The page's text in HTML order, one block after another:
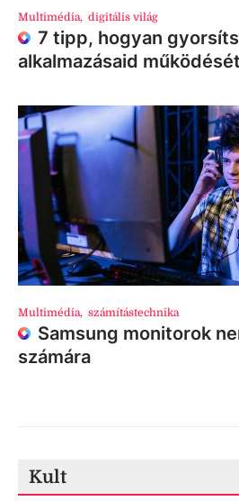
Multimédia, digitális világ
7 tipp, hogyan
alkalmazásaid működését
Multimédia, számítástechnika
Samsung monitorok
számára
Kult